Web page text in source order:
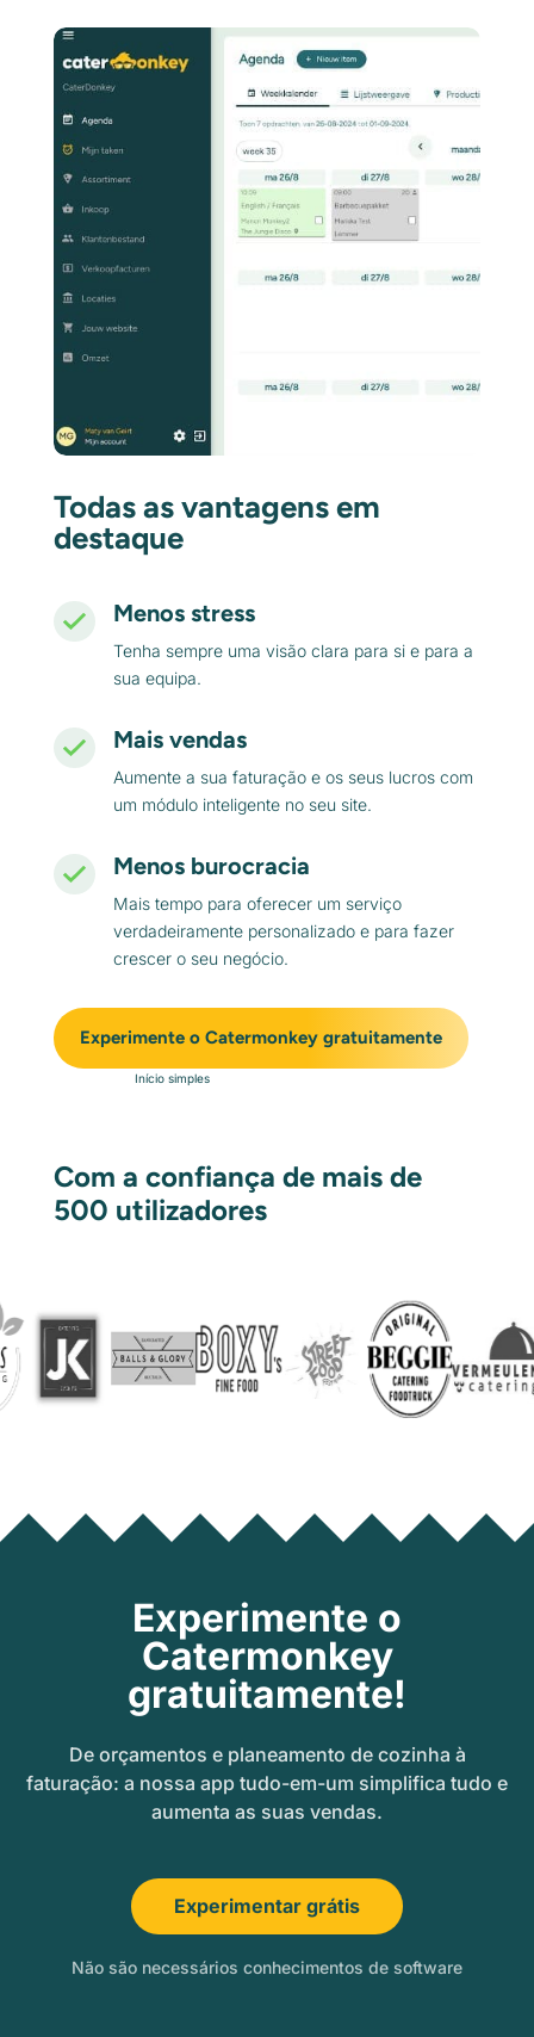
Todas as vantagens em
destaque
Menos stress
Tenha sempre uma visão clara para si e para a
sua equipa.
Mais vendas
Aumente a sua faturação e os seus lucros com
um módulo inteligente no seu site.
Menos burocracia
Mais tempo para oferecer um serviço
verdadeiramente personalizado e para fazer
crescer o seu negócio.
Experimente o Catermonkey gratuitamente
Início simples
Com a confiança de mais de
500 utilizadores
Experimente o
Catermonkey
gratuitamente!
De orçamentos e planeamento de cozinha à
faturação: a nossa app tudo-em-um simplifica tudo e
aumenta as suas vendas.
Experimentar grátis
Não são necessários conhecimentos de software